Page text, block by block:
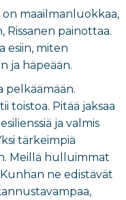
maailmanluokkaa,
Rissanen painottaa.
esiin, miten
ja häpeään.
pelkäämään.
toistoa. Pitää jaksaa
ja valmis
tärkeimpiä
Meillä hulluimmat
ne edistävät